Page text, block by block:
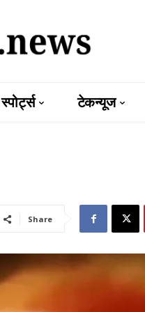
स्पोर्ट्स टेकन्यूज
Share